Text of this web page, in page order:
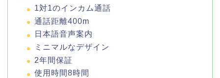
1対1のインカム通話
通話距離400m
日本語音声案内
ミニマルなデザイン
2年間保証
使用時間8時間